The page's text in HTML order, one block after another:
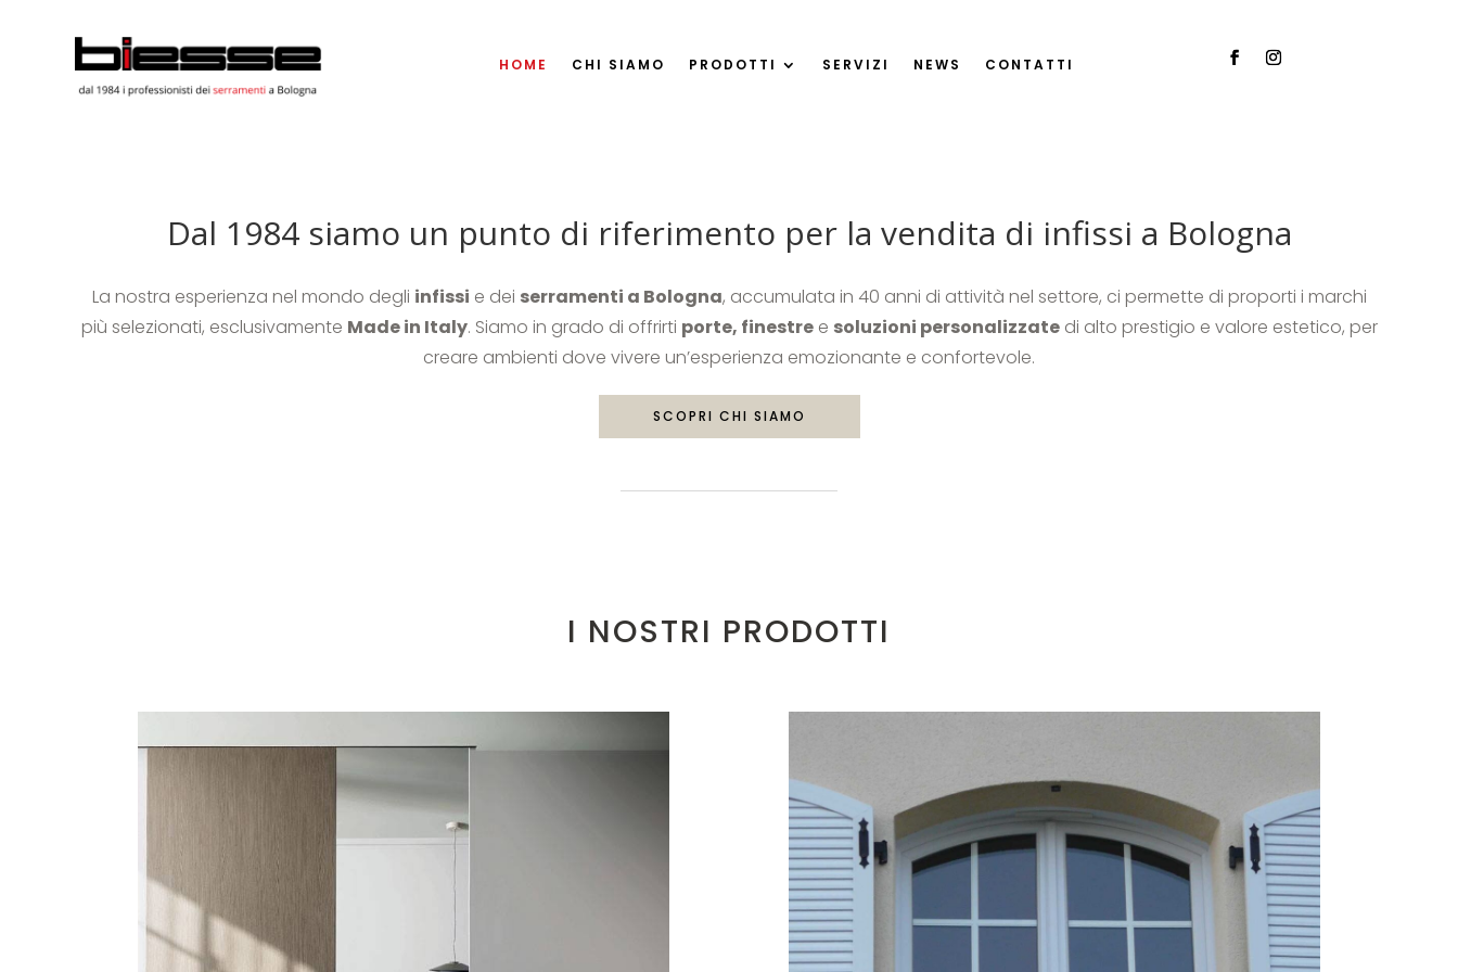
HOME CHI SIAMO PRODOTTI SERVIZI NEWS CONTATTI
Dal 1984 siamo un punto di riferimento per la vendita di infissi a Bologna
La nostra esperienza nel mondo degli infissi e dei serramenti a Bologna, accumulata in 40 anni di attività nel settore, ci permette di proporti i marchi
più selezionati, esclusivamente Made in Italy. Siamo in grado di offrirti porte, finestree soluzioni personalizzatedi alto prestigio e valore estetico, per
creare ambienti dove vivere un’esperienza emozionante e confortevole.
SCOPRI CHI SIAMO
I NOSTRI PRODOTTI